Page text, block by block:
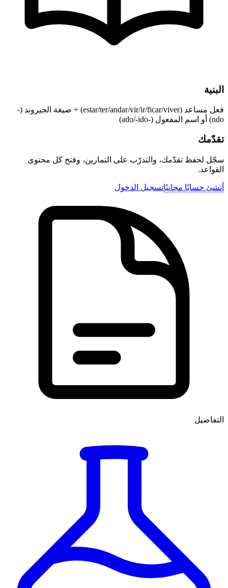
البنية
فعل مساعد (estar/ter/andar/vir/ir/ficar/viver) + صيغة الجيروند (-
ndo) أو اسم المفعول (-ado/-ido)
تقدّمك
سجّل لحفظ تقدّمك، والتدرّب على التمارين، وفتح كل محتوى
القواعد.
أنشئ حسابًا مجانيًاتسجيل الدخول
التفاصيل